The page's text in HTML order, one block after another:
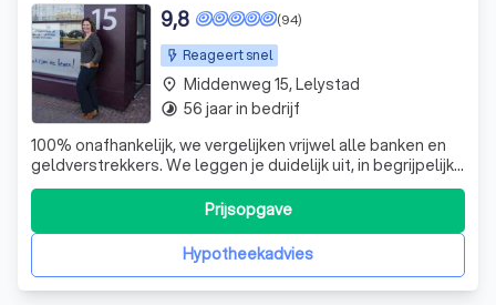
Reageert snel
(94)
9,8
100% onafhankelijk, we vergelijken vrijwel alle banken en
geldverstrekkers. We leggen je duidelijk uit, in begrijpelijke
taal wat het inhoudt. Je gaat pas naar buiten als je begrijpt
Hypotheekadvies
Prijsopgave
place Middenweg 15, Lelystad
timelapse 56 jaar in bedrijf